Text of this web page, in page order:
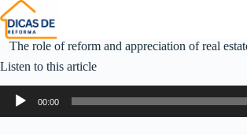
The role of reform and appreciation of real
Listen to this article
Audio
Player
00:00